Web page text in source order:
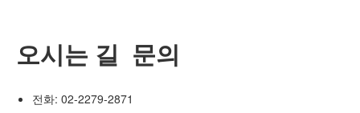
오시는 길 문의
전화: 02-2279-2871